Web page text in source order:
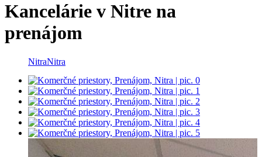
Kancelárie v Nitre na
prenájom
NitraNitra